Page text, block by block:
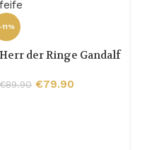
Herr der Ringe Gandalf
€89.90 €79.90